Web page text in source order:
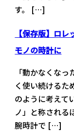
す。 […]
【保存版】ロ
モノの時計に
「動かなくな
く使い続けるた
のように考えて
ノ」と称される
腕時計で […]